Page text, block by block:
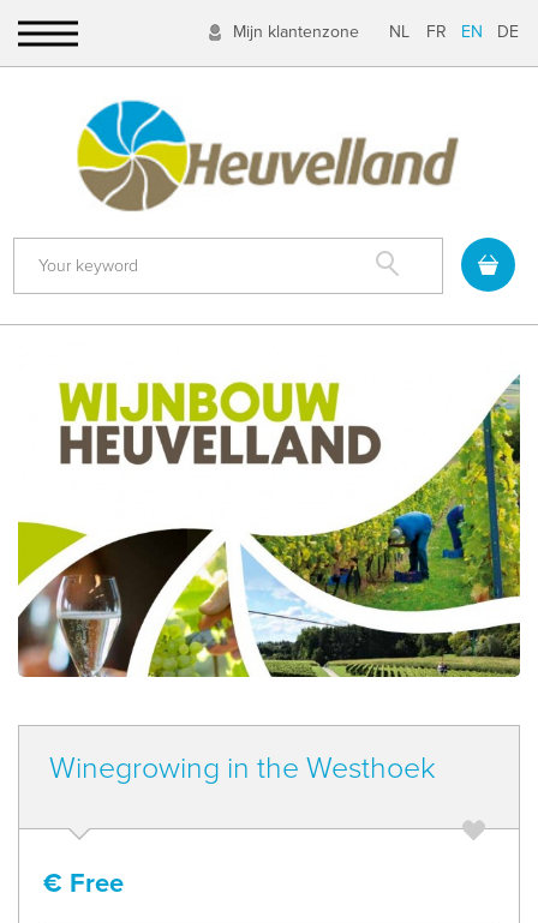
Mijn klantenzone NL FR EN DE
Search
Winegrowing in the Westhoek
€ Free